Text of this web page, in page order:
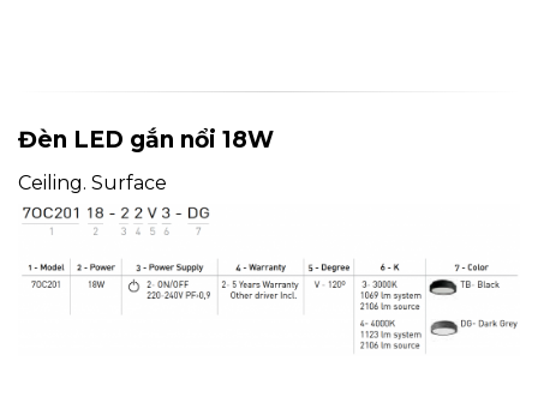
Đèn LED gắn nổi 18W
Ceiling. Surface